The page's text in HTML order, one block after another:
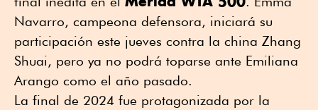
Navarro, campeona defensora, iniciará su
participación este jueves contra la china Zhang
Shuai, pero ya no podrá toparse ante Emiliana
Arango como el año pasado.
La final de 2024 fue protagonizada por la